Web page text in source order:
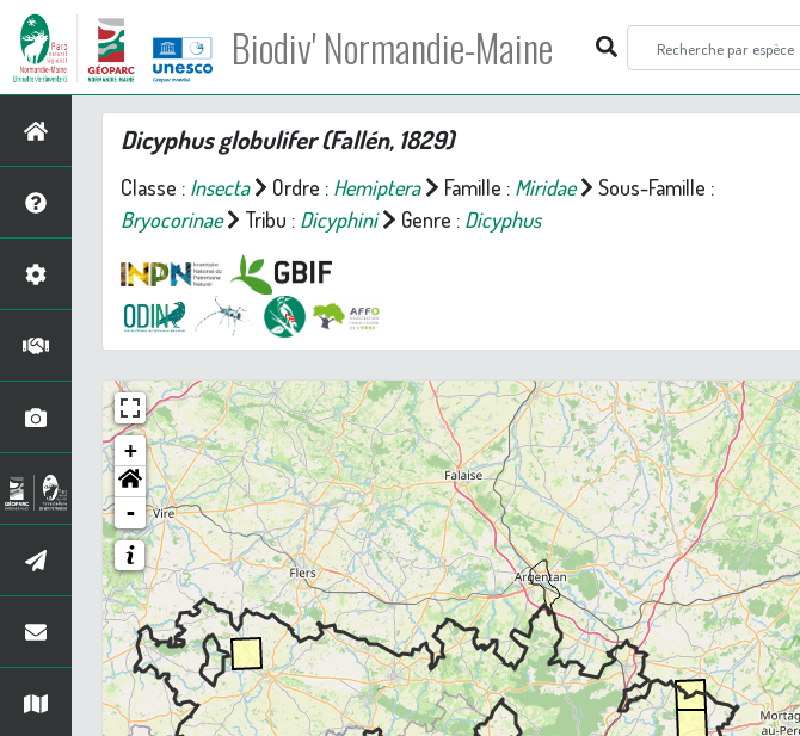
Biodiv' Normandie-Maine
Dicyphus globulifer(Fallén, 1829)
Classe : Insecta Ordre : Hemiptera Famille : Miridae
Sous-Famille :
Bryocorinae
Tribu : Dicyphini Genre : Dicyphus
+
-